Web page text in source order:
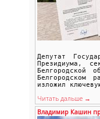
Депутат
Президиума,
Белгородской
Белгородском
изложил
Читать дальше →
Владимир Кашин